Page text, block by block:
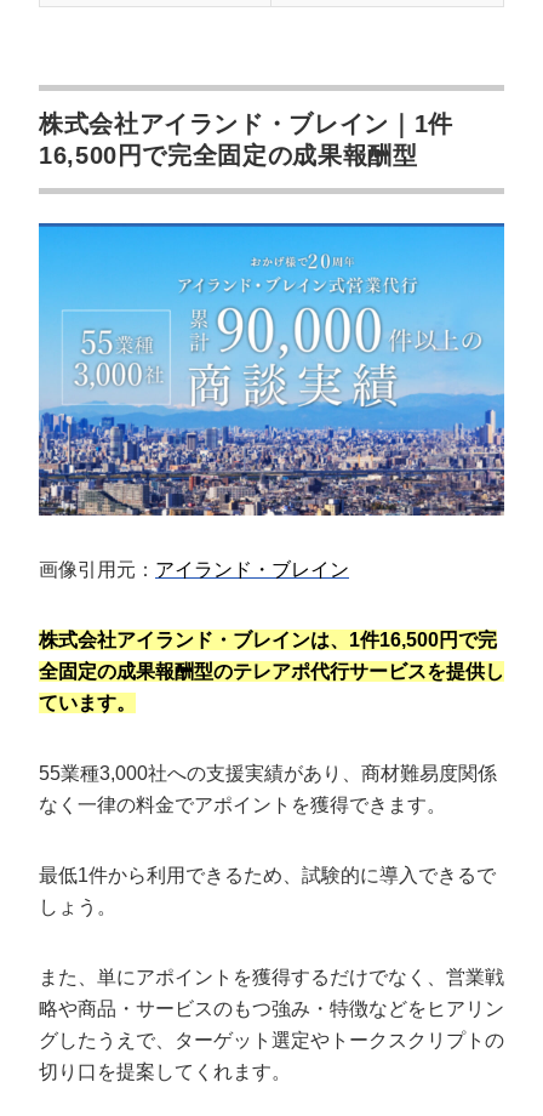
株式会社アイランド・ブレイン｜1件
16,500円で完全固定の成果報酬型
画像引用元： アイランド・ブレイン
株式会社アイランド・ブレインは、1件16,500円で完
全固定の成果報酬型のテレアポ代行サービスを提供し
ています。
55業種3,000社への支援実績があり、商材難易度関係
なく一律の料金でアポイントを獲得できます。
最低1件から利用できるため、試験的に導入できるで
しょう。
また、単にアポイントを獲得するだけでなく、営業戦
略や商品・サービスのもつ強み・特徴などをヒアリン
グしたうえで、ターゲット選定やトークスクリプトの
切り口を提案してくれます。